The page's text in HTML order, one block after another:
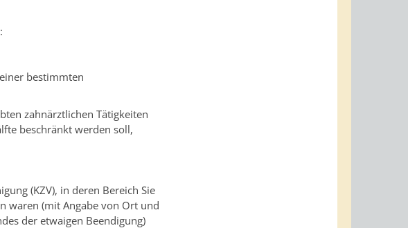
bestimmten
zahnärztlichen Tätigkeiten
beschränkt werden soll,
(KZV), in deren Bereich Sie
waren (mit Angabe von Ort und
der etwaigen Beendigung)